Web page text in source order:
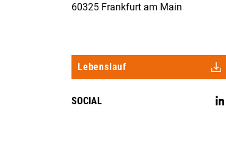
60325 Frankfurt am Main
Lebenslauf